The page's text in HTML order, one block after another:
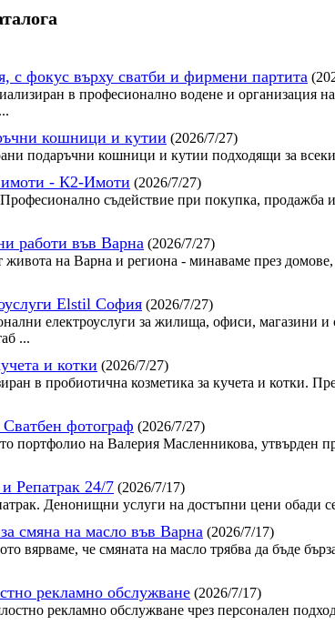
с фокус върху сватби и фирмени партита
в професионално водене и
кошници и кутии (2026/7/27)
подаръчни кошници и кутии подходящи за
- К2-Имоти (2026/7/27)
съдействие при покупка,
работи във Варна (2026/7/27)
живота на Варна и региона - минаваме през
Elstil София (2026/7/27)
електроуслуги за жилища, офиси, магазини
...
и котки (2026/7/27)
в пробиотична козметика за кучета и котки.
фотограф (2026/7/27)
портфолио на Валерия Масленникова,
Репатрак 24/7 (2026/7/17)
Денонищни услуги на достъпни цени обади
смяна на масло във Варна (2026/7/17)
вярваме, че смяната на масло трябва да бъде
рекламно обслужване (2026/7/17)
рекламно обслужване чрез персонален